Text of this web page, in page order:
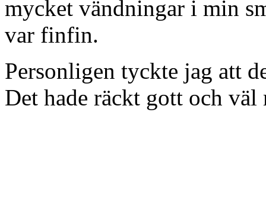
mycket vändningar i min
var finfin.
Personligen tyckte jag att
Det hade räckt gott och